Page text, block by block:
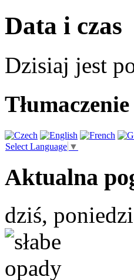
Data i czas
Dzisiaj jest
Select Language ▼
Aktualna
dziś,